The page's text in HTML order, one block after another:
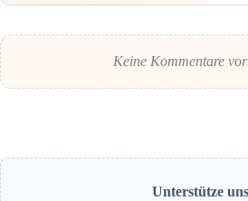
Keine Kommentare
Unterstütze